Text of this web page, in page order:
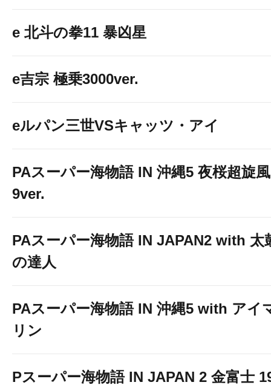
e 北斗の拳11 暴凶星
e吉宗 極乗3000ver.
eルパン三世VSキャッツ・アイ
PAスーパー海物語 IN 沖縄5 夜桜超旋
9ver.
PAスーパー海物語 IN JAPAN2 with 太
の達人
PAスーパー海物語 IN 沖縄5 with アイ
リン
Pスーパー海物語 IN JAPAN 2 金富士